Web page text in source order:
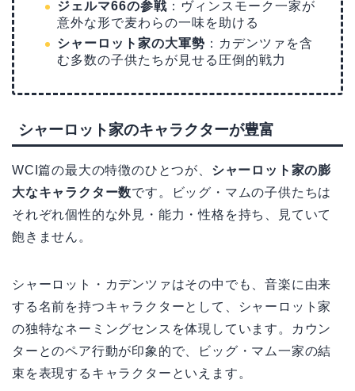
ジェルマ66の参戦 ：ヴィンスモーク一家が
意外な形で麦わらの一味を助ける
シャーロット家の大軍勢 ：カデンツァを含
む多数の子供たちが見せる圧倒的戦力
シャーロット家のキャラクターが豊富
WCI篇の最大の特徴のひとつが、 シャーロット家の膨
大なキャラクター数です。ビッグ・マムの子供たちは
それぞれ個性的な外見・能力・性格を持ち、見ていて
飽きません。
シャーロット・カデンツァはその中でも、音楽に由来
する名前を持つキャラクターとして、シャーロット家
の独特なネーミングセンスを体現しています。カウン
ターとのペア行動が印象的で、ビッグ・マム一家の結
束を表現するキャラクターといえます。